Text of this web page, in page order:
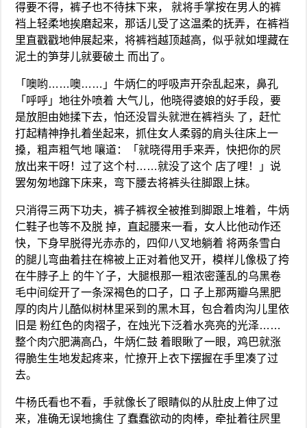
得要不得，裤子也不待抹下来， 就将手掌按在男人的裤
裆上轻柔地挨磨起来，那话儿受了这温柔的抚弄，在裤裆
里直戳戳地伸展起来，将裤裆越顶越高，似乎就如埋藏在
泥土的笋芽儿就要破土 而出了。
「噢哟……噢……」牛炳仁的呼吸声开杂乱起来，鼻孔
「呼呼」地往外喷着 大气儿，他晓得婆娘的好手段，要
是放胆由她揉下去，怕还没冒头就泄在裤裆头 了，赶忙
打起精神挣扎着坐起来，抓住女人柔弱的肩头往床上一
搡，粗声粗气地 嚷道：「就晓得用手来弄，快把你的屄
放出来干呀！过了这个村……就没了这个 店了哩！」说
罢匆匆地蹿下床来，弯下腰去将裤头往脚跟上抹。
只消得三两下功夫，裤子裤衩全被推到脚跟上堆着，牛炳
仁鞋子也等不及脱 掉，直起腰来一看，女人比他动作还
快，下身早脱得光赤赤的，四仰八叉地躺着 将两条雪白
的腿儿弯曲着拄在棉被上正对着他叉开，模样儿像极了挎
在牛脖子上 的牛丫子，大腿根那一粗浓密蓬乱的乌黑卷
毛中间绽开了一条深褐色的口子，口 子上那两瓣乌黑肥
厚的肉片儿酷似树林里采到的黑木耳，包合着肉沟儿里依
旧是 粉红色的肉褶子，在烛光下泛着水亮亮的光泽……
整个肉穴肥满高凸，牛炳仁鼓 着眼瞅了一眼，鸡巴就涨
得脆生生地发起疼来，忙撩开上衣下摆握在手里凑了过
去。
牛杨氏看也不看，手就像长了眼睛似的从肚皮上伸了过
来，准确无误地擒住 了蠢蠢欲动的肉棒，牵扯着往屄里